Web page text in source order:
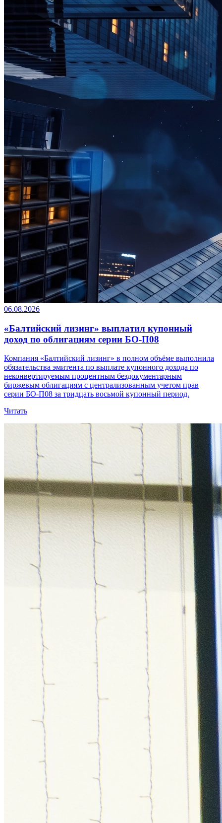
06.08.2026
«Балтийский лизинг» выплатил купонный
доход по облигациям серии БО-П08
Компания «Балтийский лизинг» в полном объёме выполнила
обязательства эмитента по выплате купонного дохода по
неконвертируемым процентным бездокументарным
биржевым облигациям с централизованным учетом прав
серии БО-П08 за тридцать восьмой купонный период.
Читать